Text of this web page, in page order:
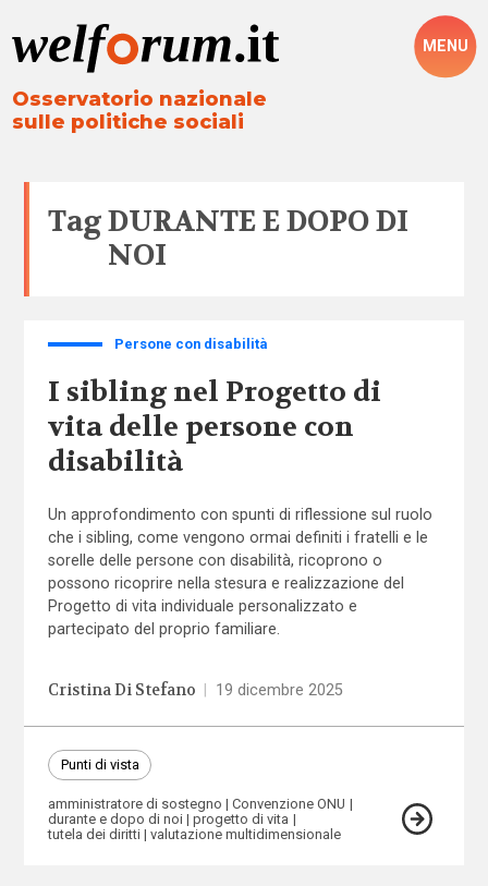
Osservatorio nazionale
sulle politiche sociali
MENU
TagDURANTE E DOPO DI
NOI
Persone con disabilità
I sibling nel Progetto di
vita delle persone con
disabilità
Un approfondimento con spunti di riflessione sul ruolo
che i sibling, come vengono ormai definiti i fratelli e le
sorelle delle persone con disabilità, ricoprono o
possono ricoprire nella stesura e realizzazione del
Progetto di vita individuale personalizzato e
partecipato del proprio familiare.
Cristina Di Stefano 19 dicembre 2025
Punti di vista
amministratore di sostegno
Convenzione ONU
durante e dopo di noi
progetto di vita
tutela dei diritti
valutazione multidimensionale